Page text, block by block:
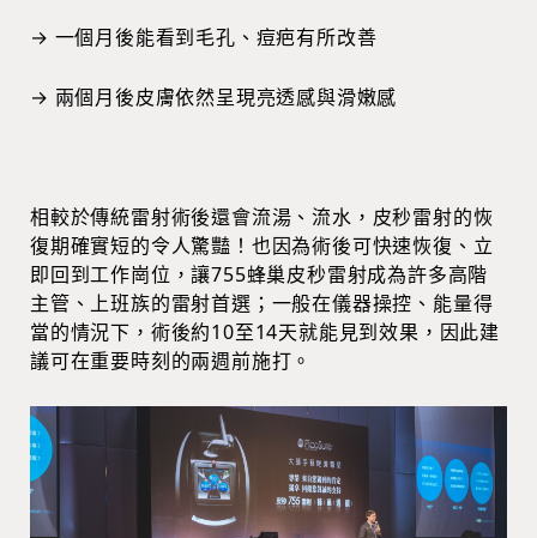
→ 一個月後能看到毛孔、痘疤有所改善
→ 兩個月後皮膚依然呈現亮透感與滑嫩感
相較於傳統雷射術後還會流湯、流水，皮秒雷射的恢
復期確實短的令人驚豔！也因為術後可快速恢復、立
即回到工作崗位，讓755蜂巢皮秒雷射成為許多高階
主管、上班族的雷射首選；一般在儀器操控、能量得
當的情況下，術後約10至14天就能見到效果，因此建
議可在重要時刻的兩週前施打。